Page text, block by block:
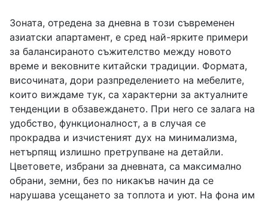
Зоната, отредена за дневна в този съвременен
азиатски апартамент, е сред най-ярките примери
за балансираното съжителство между новото
време и вековните китайски традиции. Формата,
височината, дори разпределението на мебелите,
които виждаме тук, са характерни за актуалните
тенденции в обзавеждането. При него се залага на
удобство, функционалност, а в случая се
прокрадва и изчистеният дух на минимализма,
нетърпящ излишно претрупване на детайли.
Цветовете, избрани за дневната, са максимално
обрани, земни, без по никакъв начин да се
нарушава усещането за топлота и уют. На фона им